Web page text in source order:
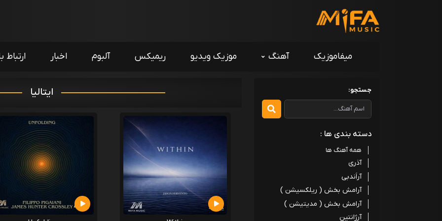
میفاموزیک آهنگ موزیک ویدیو ریمیکس آلبوم اخبار ارتباط
جستجو:
دسته بندی ها :
همه آهنگ ها
آذری
آراَندبی
آرامش بخش ( ریلکسیشن )
آرامش بخش ( مدیتیشن )
آرژانتین
ایتالیا